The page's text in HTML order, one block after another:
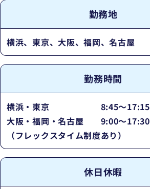
勤務地
横浜、東京、大阪、福岡、名古屋
勤務時間
横浜・東京 8:45～17:15
大阪・福岡・名古屋 9:00～17:30
（フレックスタイム制度あり）
休日休暇